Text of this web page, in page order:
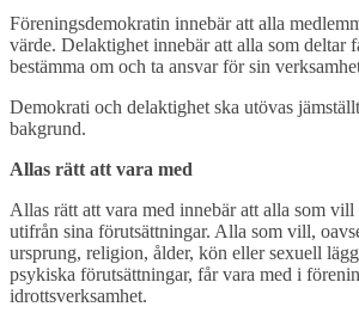
Föreningsdemokratin innebär att alla
värde. Delaktighet innebär att alla som deltar
bestämma om och ta ansvar för sin
Demokrati och delaktighet ska utövas
bakgrund.
Allas rätt att vara med
Allas rätt att vara med innebär att alla som vill
utifrån sina förutsättningar. Alla som vill,
ursprung, religion, ålder, kön eller sexuell
psykiska förutsättningar, får vara med i
idrottsverksamhet.